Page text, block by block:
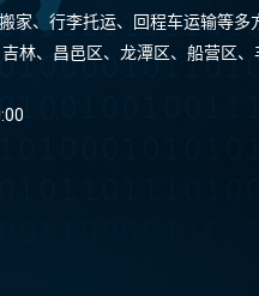
、行李托运、回程车运输等多
林、昌邑区、龙潭区、船营区